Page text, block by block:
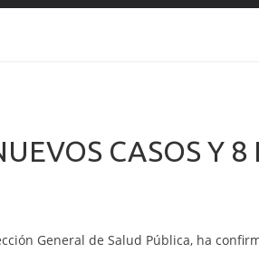
CASOS Y 8
General de Salud Pública, ha